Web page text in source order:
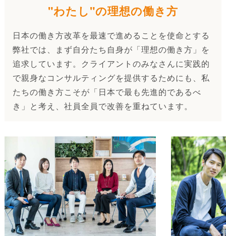
"わたし"の理想の働き方
日本の働き方改革を最速で進めることを使命とする
弊社では、まず自分たち自身が「理想の働き方」を
追求しています。クライアントのみなさんに実践的
で親身なコンサルティングを提供するためにも、私
たちの働き方こそが「日本で最も先進的であるべ
き」と考え、社員全員で改善を重ねています。